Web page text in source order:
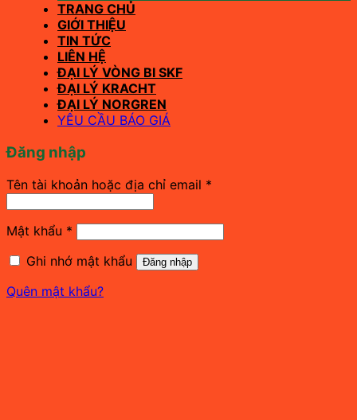
TRANG CHỦ
GIỚI THIỆU
TIN TỨC
LIÊN HỆ
ĐẠI LÝ VÒNG BI SKF
ĐẠI LÝ KRACHT
ĐẠI LÝ NORGREN
YÊU CẦU BÁO GIÁ
Đăng nhập
Tên tài khoản hoặc địa chỉ email *
Mật khẩu * Bắt
buộc
Ghi nhớ mật khẩu
Đăng nhập
Quên mật khẩu?